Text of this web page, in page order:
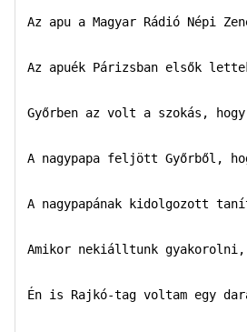
Az apu a Magyar Rádió Népi
Az apuék Párizsban elsők
Győrben az volt a szokás, hogy
A nagypapa feljött Győrből,
A nagypapának kidolgozott
Amikor nekiálltunk gyakorolni,
Én is Rajkó-tag voltam egy